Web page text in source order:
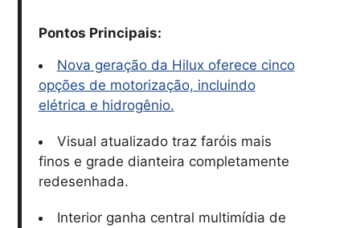
Pontos Principais:
Nova geração da Hilux oferece cinco
opções de motorização, incluindo
elétrica e hidrogênio.
Visual atualizado traz faróis mais
finos e grade dianteira completamente
redesenhada.
Interior ganha central multimídia de